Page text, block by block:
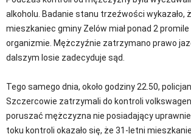
alkoholu. Badanie stanu trzeźwości wykazało,
mieszkaniec gminy Zelów miał ponad 2 promile
organizmie. Mężczyźnie zatrzymano prawo
dalszym losie zadecyduje sąd.
Tego samego dnia, około godziny 22.50,
Szczercowie zatrzymali do kontroli
poruszać mężczyzna nie posiadający
toku kontroli okazało się, że 31-letni